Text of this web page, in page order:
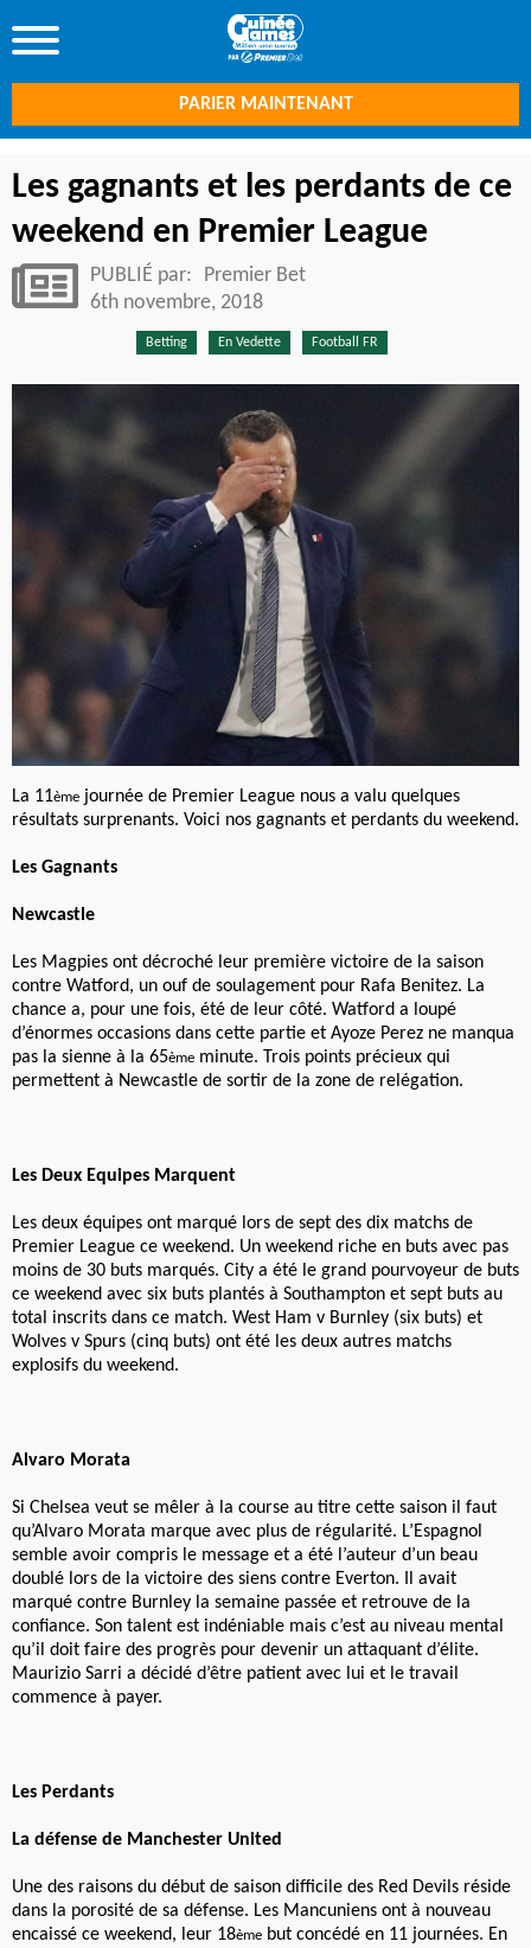
PARIER MAINTENANT
Les gagnants et les perdants de ce
weekend en Premier League
PUBLIÉ par:
Premier Bet
6th novembre, 2018
Betting En Vedette Football FR
La 11ème journée de Premier League nous a valu quelques
résultats surprenants. Voici nos gagnants et perdants du weekend.
Les Gagnants
Newcastle
Les Magpies ont décroché leur première victoire de la saison
contre Watford, un ouf de soulagement pour Rafa Benitez. La
chance a, pour une fois, été de leur côté. Watford a loupé
d’énormes occasions dans cette partie et Ayoze Perez ne manqua
pas la sienne à la 65ème minute. Trois points précieux qui
permettent à Newcastle de sortir de la zone de relégation.
Les Deux Equipes Marquent
Les deux équipes ont marqué lors de sept des dix matchs de
Premier League ce weekend. Un weekend riche en buts avec pas
moins de 30 buts marqués. City a été le grand pourvoyeur de buts
ce weekend avec six buts plantés à Southampton et sept buts au
total inscrits dans ce match. West Ham v Burnley (six buts) et
Wolves v Spurs (cinq buts) ont été les deux autres matchs
explosifs du weekend.
Alvaro Morata
Si Chelsea veut se mêler à la course au titre cette saison il faut
qu’Alvaro Morata marque avec plus de régularité. L’Espagnol
semble avoir compris le message et a été l’auteur d’un beau
doublé lors de la victoire des siens contre Everton. Il avait
marqué contre Burnley la semaine passée et retrouve de la
confiance. Son talent est indéniable mais c’est au niveau mental
qu’il doit faire des progrès pour devenir un attaquant d’élite.
Maurizio Sarri a décidé d’être patient avec lui et le travail
commence à payer.
Les Perdants
La défense de Manchester United
Une des raisons du début de saison difficile des Red Devils réside
dans la porosité de sa défense. Les Mancuniens ont à nouveau
encaissé ce weekend, leur 18ème but concédé en 11 journées. En